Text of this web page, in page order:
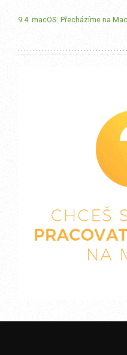
9.4. macOS: Přecházíme na